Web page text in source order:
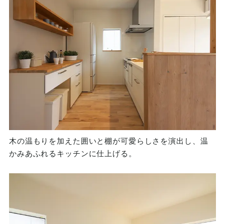
木の温もりを加えた囲いと棚が可愛らしさを演出し、温
かみあふれるキッチンに仕上げる。